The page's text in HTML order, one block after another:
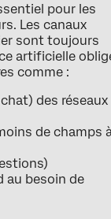
pour les
Les canaux
sont toujours
artificielle
comme :
des réseaux
de champs
au besoin de